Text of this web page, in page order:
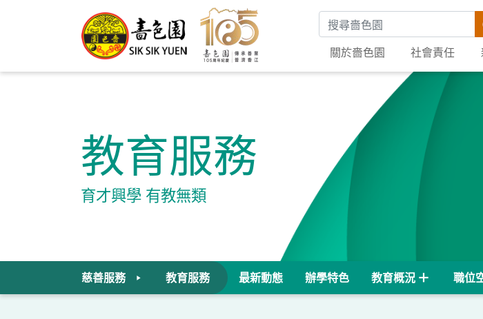
搜尋關鍵字
關於嗇色園
社會責任
教育服務
育才興學 有教無類
慈善服務 教育服務 最新動態 辦學特色 教育概況 職位